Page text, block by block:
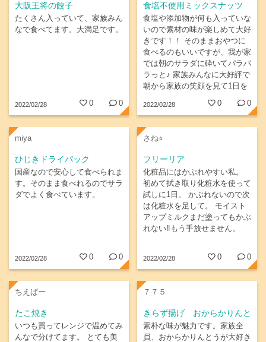
大阪王将の餃子
たくさん入っていて、家族みん
なで食べてます。大満足です。
2022/02/28 0 0
食塩不使用ミックスナッツ
食塩や添加物が何も入っていな
いので素材の味が楽しめて大好
きです！！ そのままおやつに
食べるのもいいですが、我が家
では朝のサラダに砕いてパラパ
ラっと♪ 家族みんなに大好評で
朝から家族の笑顔を見て1日を
始められるのは最高ですね♪
2022/02/28 0 0
miya
ひじきドライパック
国産なので安心して食べられま
す。そのまま食べれるのでサラ
ダでよく食べています。
2022/02/28 0 0
さね⭐︎
フリーリア
化粧品にはかぶれやすい私。
初めて拭き取り化粧水を使って
試しに1日。 かぶれないので次
は化粧水を足して。 モイスト
アップミルクまだ塗ってもかぶ
れない‼️もう手放せません。
2022/02/28 0 0
ちえばー
たこ焼き
いつも買ってレンジで温めてみ
んなで分けてます。 とても美
７７５
きらず揚げ おからかりんと
う
素朴な味が魅力です。家族全
員、おからかりんとうが大好き